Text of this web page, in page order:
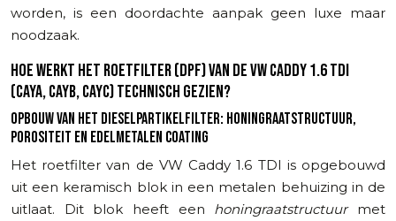
worden, is een doordachte aanpak geen luxe maar
noodzaak.
HOE WERKT HET ROETFILTER (DPF) VAN DE VW CADDY 1.6 TDI
(CAYA, CAYB, CAYC) TECHNISCH GEZIEN?
OPBOUW VAN HET DIESELPARTIKELFILTER: HONINGRAATSTRUCTUUR,
POROSITEIT EN EDELMETALEN COATING
Het roetfilter van de VW Caddy 1.6 TDI is opgebouwd
uit een keramisch blok in een metalen behuizing in de
uitlaat. Dit blok heeft een honingraatstructuurmet